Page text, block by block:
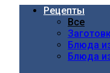
Рецепты
Все
Блюда
Блюда